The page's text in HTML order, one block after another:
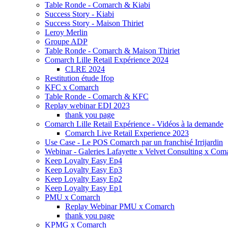
Table Ronde - Comarch & Kiabi
Success Story - Kiabi
Success Story - Maison Thiriet
Leroy Merlin
Groupe ADP
Table Ronde - Comarch & Maison Thiriet
Comarch Lille Retail Expérience 2024
CLRE 2024
Restitution étude Ifop
KFC x Comarch
Table Ronde - Comarch & KFC
Replay webinar EDI 2023
thank you page
Comarch Lille Retail Expérience - Vidéos à la demande
Comarch Live Retail Experience 2023
Use Case - Le POS Comarch par un franchisé Irrijardin
Webinar - Galeries Lafayette x Velvet Consulting x
Keep Loyalty Easy Ep4
Keep Loyalty Easy Ep3
Keep Loyalty Easy Ep2
Keep Loyalty Easy Ep1
PMU x Comarch
Replay Webinar PMU x Comarch
thank you page
KPMG x Comarch